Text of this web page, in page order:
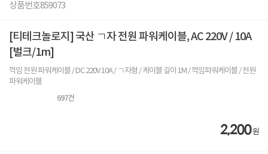
상품번호859073
[티테크놀로지] 국산 ㄱ자 전원 파워케이블, AC 220V / 10A
[벌크/1m]
꺽임 전원 파워케이블 / DC 220V 10A / ㄱ자형 / 케이블 길이 1M / 꺽임파워케이블 / 전원
파워케이블
697건
2,200원